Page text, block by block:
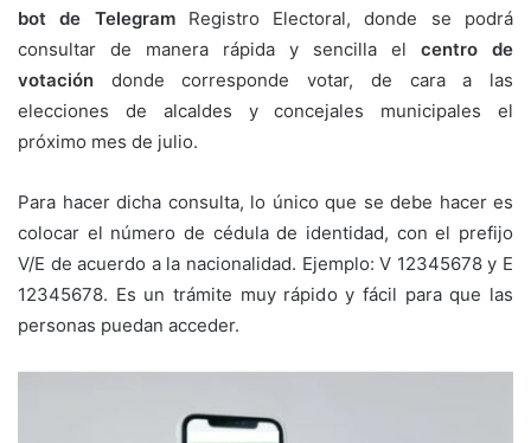
bot de TelegramRegistro Electoral, donde se podrá
consultar de manera rápida y sencilla el centro de
votación donde corresponde votar, de cara a las
elecciones de alcaldes y concejales municipales el
próximo mes de julio.
Para hacer dicha consulta, lo único que se debe hacer es
colocar el número de cédula de identidad, con el prefijo
V/E de acuerdo a la nacionalidad. Ejemplo: V 12345678 y E
12345678. Es un trámite muy rápido y fácil para que las
personas puedan acceder.